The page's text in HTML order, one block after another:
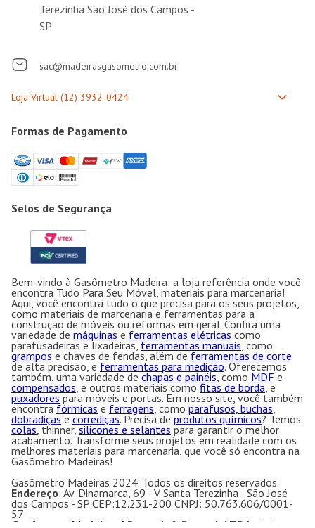
Terezinha São José dos Campos -
SP
sac@madeirasgasometro.com.br
Formas de Pagamento
Selos de Segurança
Bem-vindo à Gasômetro Madeira: a loja referência onde você
encontra Tudo Para Seu Móvel, materiais para marcenaria!
Aqui, você encontra tudo o que precisa para os seus projetos,
como materiais de marcenaria e ferramentas para a
construção de móveis ou reformas em geral. Confira uma
variedade de máquinas e ferramentas elétricas como
parafusadeiras e lixadeiras, ferramentas manuais, como
grampos e chaves de fendas, além de ferramentas de corte
de alta precisão, e ferramentas para medição. Oferecemos
também, uma variedade de chapas e painéis, como MDF e
compensados, e outros materiais como fitas de borda, e
puxadores para móveis e portas. Em nosso site, você também
encontra fórmicas e ferragens, como parafusos, buchas,
dobradiças e corrediças. Precisa de produtos químicos? Temos
colas, thinner, silicones e selantes para garantir o melhor
acabamento. Transforme seus projetos em realidade com os
melhores materiais para marcenaria, que você só encontra na
Gasômetro Madeiras!
Gasômetro Madeiras 2024. Todos os direitos reservados.
Endereço: Av. Dinamarca, 69 - V. Santa Terezinha - São José
dos Campos - SP CEP:12.231-200 CNPJ: 50.763.606/0001-
57
Gasômetro Madeiras | Ramuth & Ramuth LTDA - Loja